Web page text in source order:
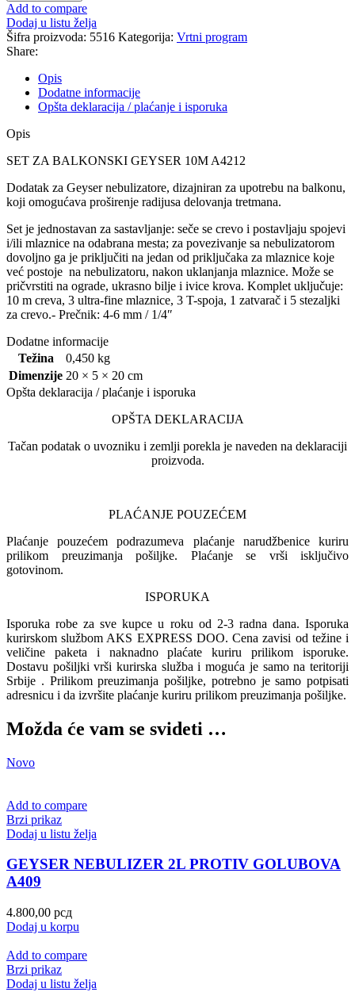
Add to compare
Dodaj u listu želja
Šifra proizvoda: 5516 Kategorija: Vrtni program
Share:
Opis
Dodatne informacije
Opšta deklaracija / plaćanje i isporuka
Opis
SET ZA BALKONSKI GEYSER 10M A4212
Dodatak za Geyser nebulizatore, dizajniran za upotrebu na balkonu,
koji omogućava proširenje radijusa delovanja tretmana.
Set je jednostavan za sastavljanje: seče se crevo i postavljaju spojevi
i/ili mlaznice na odabrana mesta; za povezivanje sa nebulizatorom
dovoljno ga je priključiti na jedan od priključaka za mlaznice koje
već postoje na nebulizatoru, nakon uklanjanja mlaznice. Može se
pričvrstiti na ograde, ukrasno bilje i ivice krova. Komplet uključuje:
10 m creva, 3 ultra-fine mlaznice, 3 T-spoja, 1 zatvarač i 5 stezaljki
za crevo.- Prečnik: 4-6 mm / 1/4″
Dodatne informacije
Težina
0,450 kg
Dimenzije 20 × 5 × 20 cm
Opšta deklaracija / plaćanje i isporuka
OPŠTA DEKLARACIJA
Tačan podatak o uvozniku i zemlji porekla je naveden na deklaraciji
proizvoda.
PLAĆANJE POUZEĆEM
Plaćanje pouzećem podrazumeva plaćanje narudžbenice kuriru
prilikom preuzimanja pošiljke. Plaćanje se vrši isključivo
gotovinom.
ISPORUKA
Isporuka robe za sve kupce u roku od 2-3 radna dana. Isporuka
kurirskom službom AKS EXPRESS DOO. Cena zavisi od težine i
veličine paketa i naknadno plaćate kuriru prilikom isporuke.
Dostavu pošiljki vrši kurirska služba i moguća je samo na teritoriji
Srbije . Prilikom preuzimanja pošiljke, potrebno je samo potpisati
adresnicu i da izvršite plaćanje kuriru prilikom preuzimanja pošiljke.
Možda će vam se svideti …
Novo
Add to compare
Brzi prikaz
Dodaj u listu želja
GEYSER NEBULIZER 2L PROTIV GOLUBOVA
A409
4.800,00 рсд
Dodaj u korpu
Add to compare
Brzi prikaz
Dodaj u listu želja